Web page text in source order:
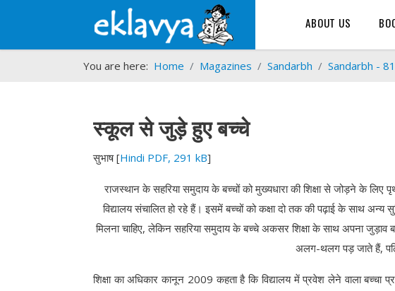
ABOUT US
You are here: Home Magazines Sandarbh Sandarbh -
स्कूल से जुड़े हुए बच्चे
सुभाष[Hindi PDF, 291 kB]
राजस्थान के सहरिया समुदाय के बच्चों को मुख्यधारा की शिक्षा से जोड़ने के लिए
विद्यालय संचालित हो रहे हैं। इसमें बच्चों को कक्षा दो तक की पढ़ाई के साथ अन्य
मिलना चाहिए, लेकिन सहरिया समुदाय के बच्चे अकसर शिक्षा के साथ अपना जुड़ाव
अलग-थलग पड़ जाते हैं,
शिक्षा का अधिकार कानून 2009 कहता है कि विद्यालय में प्रवेश लेने वाला बच्चा